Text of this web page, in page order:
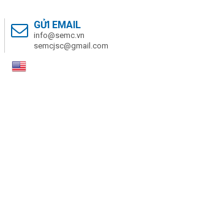
GỬI EMAIL
info@semc.vn
semcjsc@gmail.com